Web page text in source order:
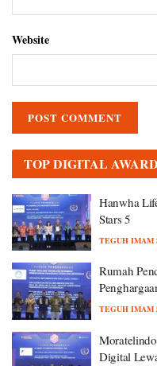
Website
TOP DIGITAL
Hanwha
Stars 5
TEGUH IMAM
Rumah
TEGUH IMAM
Digital